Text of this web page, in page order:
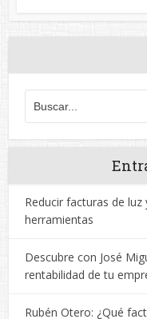
Reducir facturas de
herramientas
Descubre con José
rentabilidad de tu
Rubén Otero: ¿Qué